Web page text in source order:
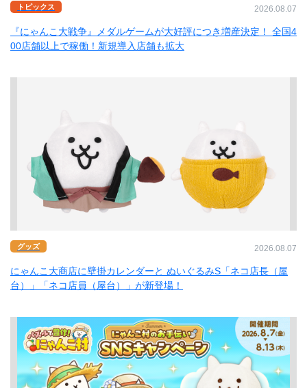
トピックス 2026.08.07
『にゃんこ大戦争』メダルゲームが大好評につき増産決定！ 全国4
00店舗以上で稼働！新規導入店舗も拡大
グッズ 2026.08.07
にゃんこ大商店に壁掛カレンダーと ぬいぐるみS「ネコ店長（屋
台）」「ネコ店員（屋台）」が新登場！